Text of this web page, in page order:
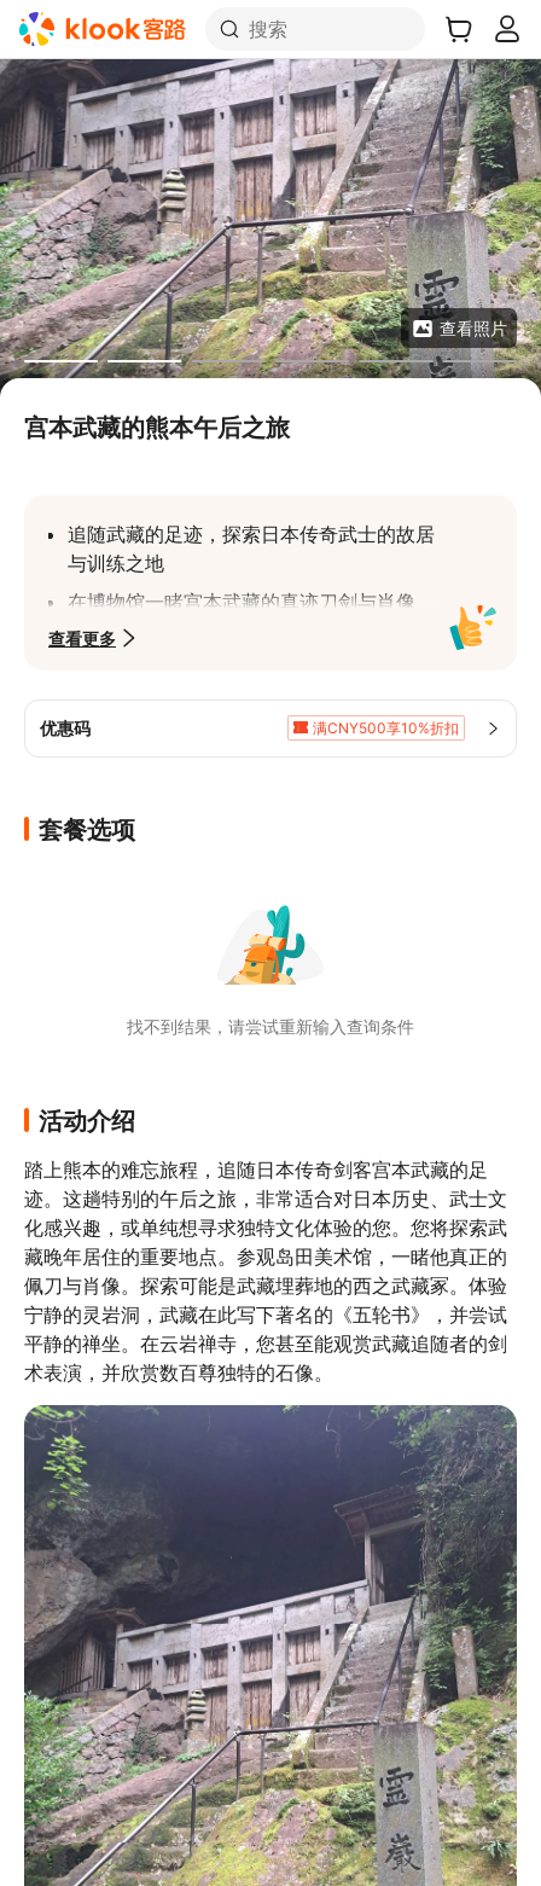
搜索
查看照片
宫本武藏的熊本午后之旅
追随武藏的足迹，探索日本传奇武士的故居
与训练之地
在博物馆一睹宫本武藏的真迹刀剑与肖像
在灵岩洞体验禅修，此处正是武藏撰写其传
在岩户山神宫观赏剑术表演与独特的石像
透过我们专业的英语导游，深入了解引人入
沉浸在熊本丰富的历史与武士传统之中
查看更多
优惠码
满CNY500享10%折扣
满CNY1,686.9享5%折扣
套餐选项
找不到结果，请尝试重新输入查询条件
活动介绍
踏上熊本的难忘旅程，追随日本传奇剑客宫本武藏的足
迹。这趟特别的午后之旅，非常适合对日本历史、武士文
化感兴趣，或单纯想寻求独特文化体验的您。您将探索武
藏晚年居住的重要地点。参观岛田美术馆，一睹他真正的
佩刀与肖像。探索可能是武藏埋葬地的西之武藏冢。体验
宁静的灵岩洞，武藏在此写下著名的《五轮书》，并尝试
平静的禅坐。在云岩禅寺，您甚至能观赏武藏追随者的剑
术表演，并欣赏数百尊独特的石像。